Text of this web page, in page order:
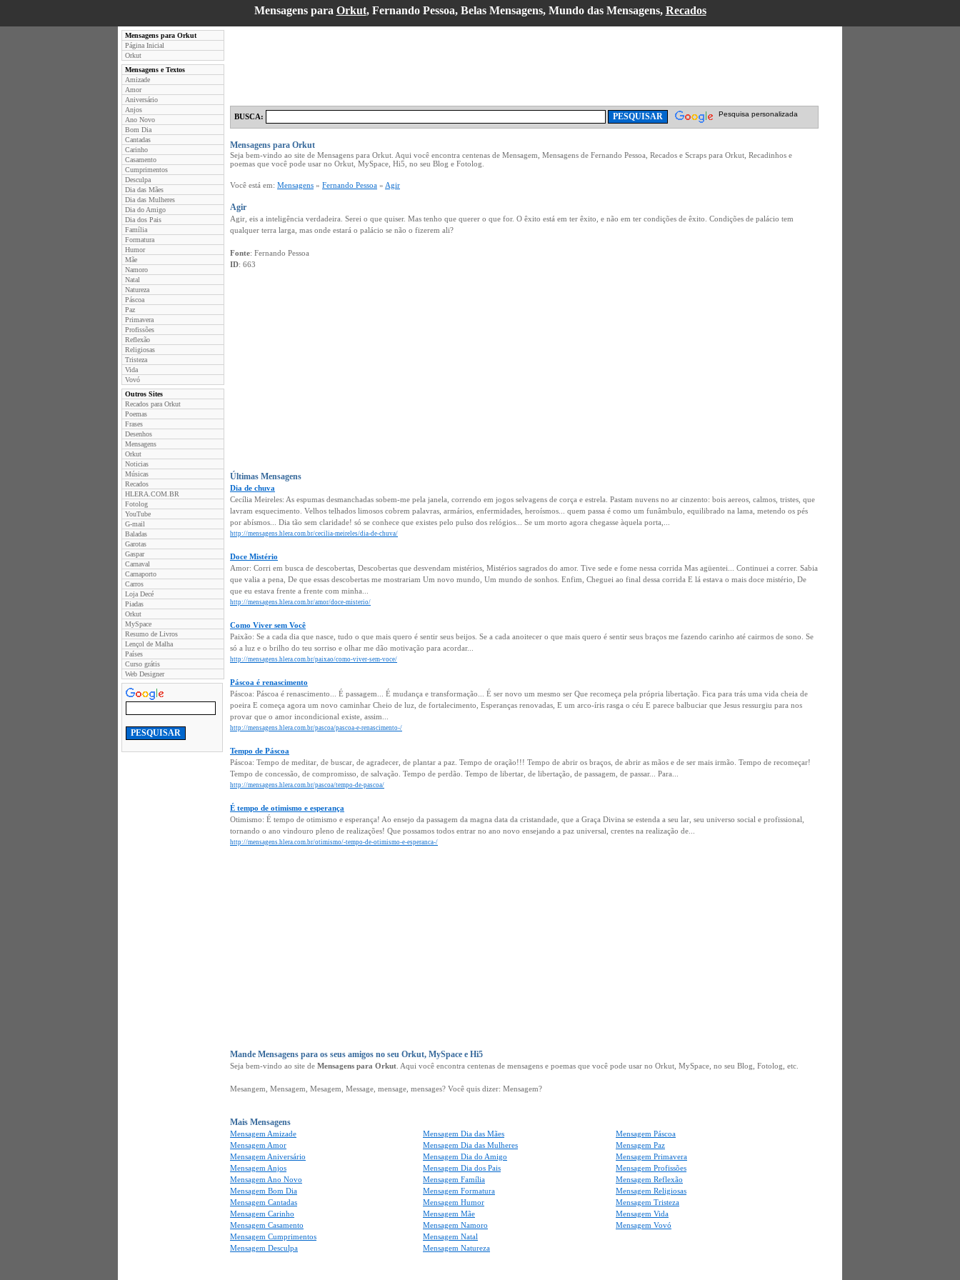
Mensagens para Orkut, Fernando Pessoa, Belas Mensagens, Mundo das Mensagens, Recados
Mensagens para Orkut
Página Inicial
Orkut
Mensagens e Textos
Amizade
Amor
Aniversário
Anjos
Ano Novo
Bom Dia
Cantadas
Carinho
Casamento
Cumprimentos
Desculpa
Dia das Mães
Dia das Mulheres
Dia do Amigo
Dia dos Pais
Família
Formatura
Humor
Mãe
Namoro
Natal
Natureza
Páscoa
Paz
Primavera
Profissões
Reflexão
Religiosas
Tristeza
Vida
Vovó
Outros Sites
Recados para Orkut
Poemas
Frases
Desenhos
Mensagens
Orkut
Noticias
Músicas
Recados
HLERA.COM.BR
Fotolog
YouTube
G-mail
Baladas
Garotas
Gaspar
Carnaval
Carnaporto
Carros
Loja Decé
Piadas
Orkut
MySpace
Resumo de Livros
Lençol de Malha
Países
Curso grátis
Web Designer
BUSCA: Pesquisa personalizada
Mensagens para Orkut
Seja bem-vindo ao site de Mensagens para Orkut. Aqui você encontra centenas de Mensagem, Mensagens de Fernando Pessoa, Recados e Scraps para Orkut, Recadinhos e
poemas que você pode usar no Orkut, MySpace, Hi5, no seu Blog e Fotolog.
Você está em: Mensagens » Fernando Pessoa » Agir
Agir
Agir, eis a inteligência verdadeira. Serei o que quiser. Mas tenho que querer o que for. O êxito está em ter êxito, e não em ter condições de êxito. Condições de palácio tem
qualquer terra larga, mas onde estará o palácio se não o fizerem ali?
Fonte: Fernando Pessoa
ID: 663
Últimas Mensagens
Dia de chuva
Cecília Meireles: As espumas desmanchadas sobem-me pela janela, correndo em jogos selvagens de corça e estrela. Pastam nuvens no ar cinzento: bois aereos, calmos, tristes, que
lavram esquecimento. Velhos telhados limosos cobrem palavras, armários, enfermidades, heroísmos... quem passa é como um funâmbulo, equilibrado na lama, metendo os pés
por abísmos... Dia tão sem claridade! só se conhece que existes pelo pulso dos relógios... Se um morto agora chegasse àquela porta,...
http://mensagens.hlera.com.br/cecilia-meireles/dia-de-chuva/
Doce Mistério
Amor: Corri em busca de descobertas, Descobertas que desvendam mistérios, Mistérios sagrados do amor. Tive sede e fome nessa corrida Mas agüentei... Continuei a correr. Sabia
que valia a pena, De que essas descobertas me mostrariam Um novo mundo, Um mundo de sonhos. Enfim, Cheguei ao final dessa corrida E lá estava o mais doce mistério, De
que eu estava frente a frente com minha...
http://mensagens.hlera.com.br/amor/doce-misterio/
Como Viver sem Você
Paixão: Se a cada dia que nasce, tudo o que mais quero é sentir seus beijos. Se a cada anoitecer o que mais quero é sentir seus braços me fazendo carinho até cairmos de sono. Se
só a luz e o brilho do teu sorriso e olhar me dão motivação para acordar...
http://mensagens.hlera.com.br/paixao/como-viver-sem-voce/
Páscoa é renascimento
Páscoa: Páscoa é renascimento... É passagem... É mudança e transformação... É ser novo um mesmo ser Que recomeça pela própria libertação. Fica para trás uma vida cheia de
poeira E começa agora um novo caminhar Cheio de luz, de fortalecimento, Esperanças renovadas, E um arco-íris rasga o céu E parece balbuciar que Jesus ressurgiu para nos
provar que o amor incondicional existe, assim...
http://mensagens.hlera.com.br/pascoa/pascoa-e-renascimento-/
Tempo de Páscoa
Páscoa: Tempo de meditar, de buscar, de agradecer, de plantar a paz. Tempo de oração!!! Tempo de abrir os braços, de abrir as mãos e de ser mais irmão. Tempo de recomeçar!
Tempo de concessão, de compromisso, de salvação. Tempo de perdão. Tempo de libertar, de libertação, de passagem, de passar... Para...
http://mensagens.hlera.com.br/pascoa/tempo-de-pascoa/
É tempo de otimismo e esperança
Otimismo: É tempo de otimismo e esperança! Ao ensejo da passagem da magna data da cristandade, que a Graça Divina se estenda a seu lar, seu universo social e profissional,
tornando o ano vindouro pleno de realizações! Que possamos todos entrar no ano novo ensejando a paz universal, crentes na realização de...
http://mensagens.hlera.com.br/otimismo/-tempo-de-otimismo-e-esperanca-/
Mande Mensagens para os seus amigos no seu Orkut, MySpace e Hi5
Seja bem-vindo ao site de Mensagens para Orkut . Aqui você encontra centenas de mensagens e poemas que você pode usar no Orkut, MySpace, no seu Blog, Fotolog, etc.
Mesangem, Mensagem, Mesagem, Message, mensage, mensages? Você quis dizer: Mensagem?
Mais Mensagens
Mensagem Amizade
Mensagem Amor
Mensagem Aniversário
Mensagem Anjos
Mensagem Ano Novo
Mensagem Bom Dia
Mensagem Cantadas
Mensagem Carinho
Mensagem Casamento
Mensagem Cumprimentos
Mensagem Desculpa
Mensagem Dia das Mães
Mensagem Dia das Mulheres
Mensagem Dia do Amigo
Mensagem Dia dos Pais
Mensagem Família
Mensagem Formatura
Mensagem Humor
Mensagem Mãe
Mensagem Namoro
Mensagem Natal
Mensagem Natureza
Mensagem Páscoa
Mensagem Paz
Mensagem Primavera
Mensagem Profissões
Mensagem Reflexão
Mensagem Religiosas
Mensagem Tristeza
Mensagem Vida
Mensagem Vovó